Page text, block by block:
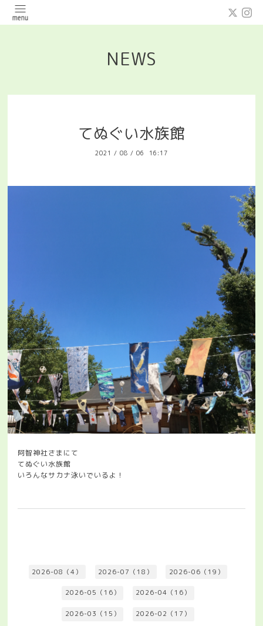
NEWS
てぬぐい水族館
2021 / 08 / 06 16:17
阿智神社さまにて
てぬぐい水族館
いろんなサカナ泳いでいるよ！
2026-08（4） 2026-07（18） 2026-06（19）
2026-05（16） 2026-04（16）
2026-03（15） 2026-02（17）